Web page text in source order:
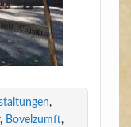
,
, Bovelzumft,